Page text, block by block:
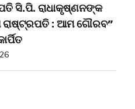
ସି.ପି. ରାଧାକୃଷ୍ଣନଙ୍କ
ରାଷ୍ଟ୍ରପତି : ଆମ ଗୌରବ”